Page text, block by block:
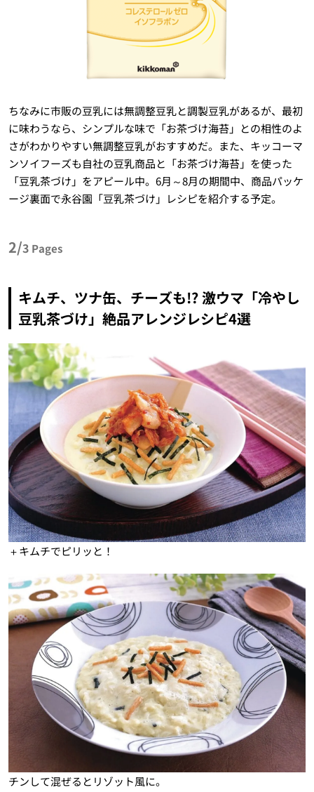
ちなみに市販の豆乳には無調整豆乳と調製豆乳があるが、最初
に味わうなら、シンプルな味で「お茶づけ海苔」との相性のよ
さがわかりやすい無調整豆乳がおすすめだ。また、キッコーマ
ンソイフーズも自社の豆乳商品と「お茶づけ海苔」を使った
「豆乳茶づけ」をアピール中。6月～8月の期間中、商品パッケ
ージ裏面で永谷園「豆乳茶づけ」レシピを紹介する予定。
2/3 Pages
キムチ、ツナ缶、チーズも!? 激ウマ「冷やし
豆乳茶づけ」絶品アレンジレシピ4選
＋キムチでピリッと！
チンして混ぜるとリゾット風に。